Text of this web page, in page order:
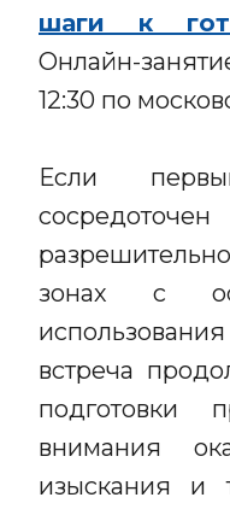
шаги к
Онлайн-
12:30 по
Если
зонах с
встреча
подготовки
внимания
изыскания и